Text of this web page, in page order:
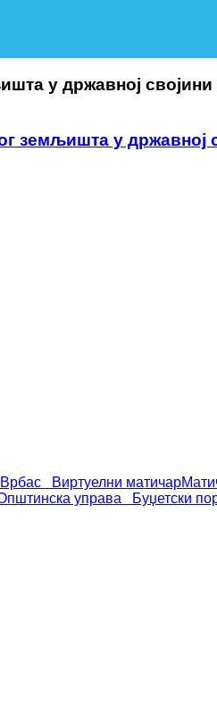
у државној својини
земљишта у државној
Виртуелни матичар
управа Буџетски